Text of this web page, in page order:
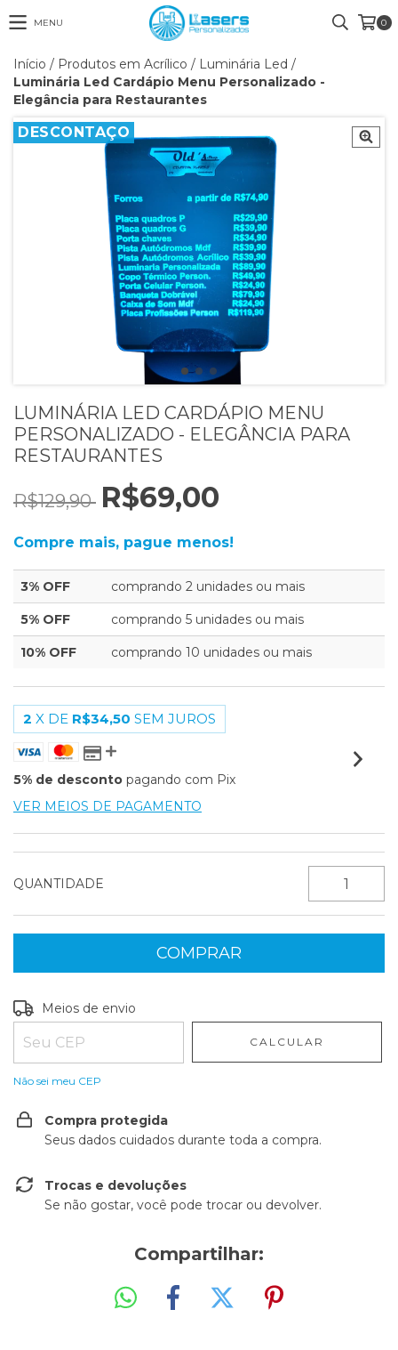
MENU 0
Início / Produtos em Acrílico / Luminária Led /
Luminária Led Cardápio Menu Personalizado -
Elegância para Restaurantes
DESCONTAÇO
LUMINÁRIA LED CARDÁPIO MENU
PERSONALIZADO - ELEGÂNCIA PARA
RESTAURANTES
R$129,90 R$69,00
Compre mais, pague menos!
3% OFF comprando 2 unidades ou mais
5% OFF comprando 5 unidades ou mais
10% OFF comprando 10 unidades ou mais
2 X DE R$34,50 SEM JUROS
5% de desconto pagando com Pix
VER MEIOS DE PAGAMENTO
QUANTIDADE
Entregas para o CEP:
Meios de envio
CALCULAR
Não sei meu CEP
Compra protegida
Seus dados cuidados durante toda a compra.
Trocas e devoluções
Se não gostar, você pode trocar ou devolver.
Compartilhar: